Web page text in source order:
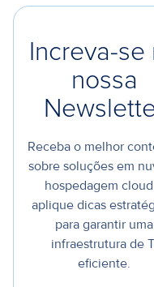
Increva-se
nossa
Receba o melhor
sobre soluções em
hospedagem
aplique dicas
para garantir uma
infraestrutura de
eficiente.